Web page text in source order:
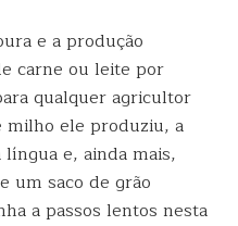
e a produção
carne ou leite por
qualquer agricultor
milho ele produziu, a
e, ainda mais,
um saco de grão
a passos lentos nesta